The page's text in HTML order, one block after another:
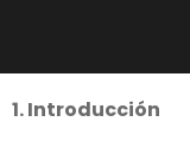
1. Introducción